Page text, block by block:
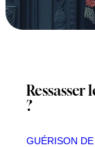
Ressasser
?
GUÉRISON